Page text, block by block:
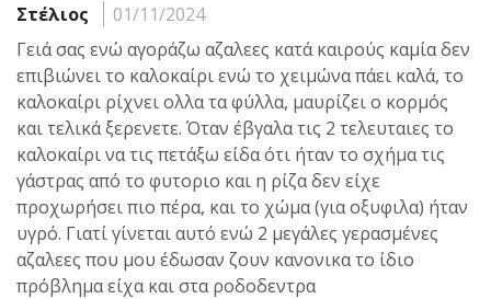
Στέλιος
01/11/2024
Γειά σας ενώ αγοράζω αζαλεες κατά καιρούς καμία δεν
επιβιώνει το καλοκαίρι ενώ το χειμώνα πάει καλά, το
καλοκαίρι ρίχνει ολλα τα φύλλα, μαυρίζει ο κορμός
και τελικά ξερενετε. Όταν έβγαλα τις 2 τελευταιες το
καλοκαίρι να τις πετάξω είδα ότι ήταν το σχήμα τις
γάστρας από το φυτοριο και η ρίζα δεν είχε
προχωρήσει πιο πέρα, και το χώμα (για οξυφιλα) ήταν
υγρό. Γιατί γίνεται αυτό ενώ 2 μεγάλες γερασμένες
αζαλεες που μου έδωσαν ζουν κανονικα το ίδιο
πρόβλημα είχα και στα ροδοδεντρα